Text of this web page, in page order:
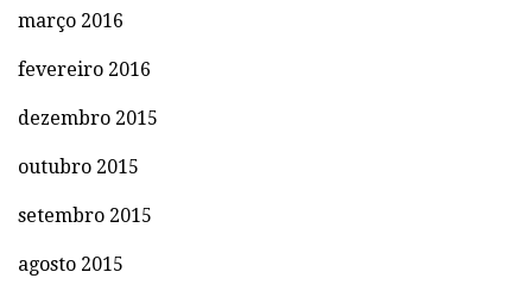
março 2016
fevereiro 2016
dezembro 2015
outubro 2015
setembro 2015
agosto 2015